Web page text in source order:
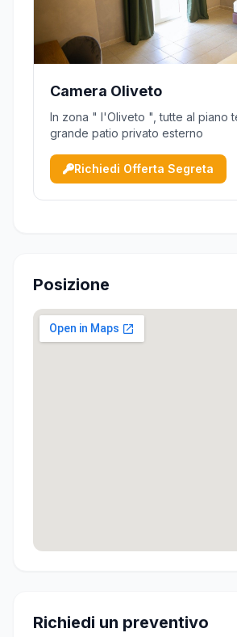
Camera Oliveto
In zona " l'Oliveto ", tutte al piano
grande patio privato esterno
Richiedi Offerta Segreta
Posizione
Richiedi un preventivo